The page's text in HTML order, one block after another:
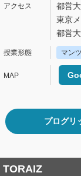
都営
東京
都営
マン
プログリ
TORAIZ